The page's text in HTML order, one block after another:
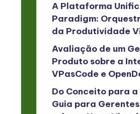
A Plataforma
Paradigm:
da Produtividade
Avaliação de um
Produto sobre a
VPasCode e
Do Conceito para a
Guia para